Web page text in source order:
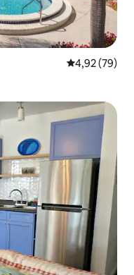
4,92 de uma
4,92 (79)